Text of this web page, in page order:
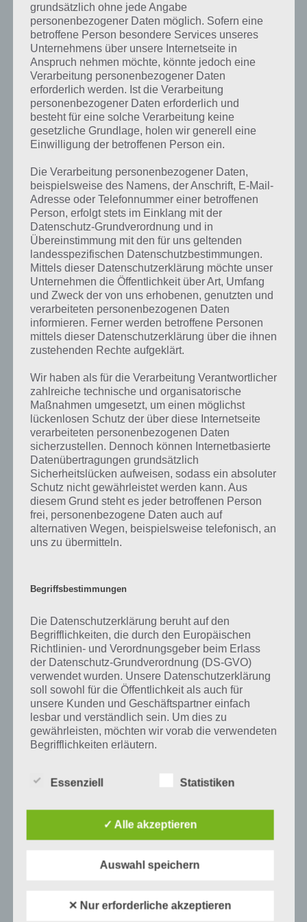
entsprechenden Antworten findest!
Weitere Lösungen zu 94%
gesucht? Schaue inunsere
Komplettlösung zur App! Dort
kannst du mit der Suche
schnell die Antworten und
Lösungen der über 300 Level
finden!
Du findest Lösungen auch ohne unsere Hilfe, indem du in der App
Münzen einsetzt. Da diese jedoch begrenzt sind, hast du hier stets
die Möglichkeit alle Antworten zu finden!
Die obige Lösung stimmt leider nicht mehr?
Wenn die Lösung, die wir dir oben Etwas auf einer Hochzeit
vorgestellt haben, nicht mehr aktuell sein sollte oder ein Wort in der
einfach in den Kommentaren mit. Nur so können wir stets die
aktuellen Antworten auf die zahlreichen Fragen und Sachverhalte in
der App geben. Da die Entwickler die Lösungen immer mal wieder
verändern.
Darum geht es bei 94%
Was ist 94%? In der App 94% musst du auf Basis eines Bildes oder
einer Aussage die Antworten herausfinden, die von anderen Spielern
am häufigsten genannt worden sind. Nur so kannst du das nächste
Level freischalten. Zusammenaddiert ergeben alle Antworten 94
erfolgreichsten Spiele Apps in diesem Genre im Google Play Store
Auf WhatsApp teilen Teilen auf Facebook
Tweet auf Twitter
grundsätzlich ohne jede Angabe
personenbezogener Daten möglich. Sofern eine
betroffene Person besondere Services unseres
Unternehmens über unsere Internetseite in
Anspruch nehmen möchte, könnte jedoch eine
Verarbeitung personenbezogener Daten
erforderlich werden. Ist die Verarbeitung
personenbezogener Daten erforderlich und
besteht für eine solche Verarbeitung keine
gesetzliche Grundlage, holen wir generell eine
Einwilligung der betroffenen Person ein.
Die Verarbeitung personenbezogener Daten,
beispielsweise des Namens, der Anschrift, E-Mail-
Adresse oder Telefonnummer einer betroffenen
Person, erfolgt stets im Einklang mit der
Datenschutz-Grundverordnung und in
Übereinstimmung mit den für uns geltenden
landesspezifischen Datenschutzbestimmungen.
Mittels dieser Datenschutzerklärung möchte unser
Unternehmen die Öffentlichkeit über Art, Umfang
und Zweck der von uns erhobenen, genutzten und
verarbeiteten personenbezogenen Daten
informieren. Ferner werden betroffene Personen
mittels dieser Datenschutzerklärung über die ihnen
zustehenden Rechte aufgeklärt.
Wir haben als für die Verarbeitung Verantwortlicher
zahlreiche technische und organisatorische
Maßnahmen umgesetzt, um einen möglichst
lückenlosen Schutz der über diese Internetseite
verarbeiteten personenbezogenen Daten
sicherzustellen. Dennoch können Internetbasierte
Datenübertragungen grundsätzlich
Sicherheitslücken aufweisen, sodass ein absoluter
Schutz nicht gewährleistet werden kann. Aus
diesem Grund steht es jeder betroffenen Person
frei, personenbezogene Daten auch auf
alternativen Wegen, beispielsweise telefonisch, an
uns zu übermitteln.
Begriffsbestimmungen
Die Datenschutzerklärung beruht auf den
Begrifflichkeiten, die durch den Europäischen
Richtlinien- und Verordnungsgeber beim Erlass
der Datenschutz-Grundverordnung (DS-GVO)
verwendet wurden. Unsere Datenschutzerklärung
soll sowohl für die Öffentlichkeit als auch für
unsere Kunden und Geschäftspartner einfach
lesbar und verständlich sein. Um dies zu
gewährleisten, möchten wir vorab die verwendeten
Begrifflichkeiten erläutern.
unter anderem die folgenden Begriffe:
Personenbezogene Daten sind alle
Folgenden „betroffene Person") beziehen.
Essenziell Statistiken
✓ Alle akzeptieren
Auswahl speichern
✕ Nur erforderliche akzeptieren